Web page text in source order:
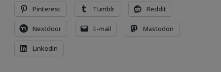
Pinterest Tumblr Reddit
Nextdoor E-mail Mastodon
LinkedIn